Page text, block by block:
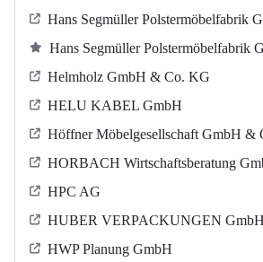
Hans Segmüller Polstermöbelfabrik
Hans Segmüller Polstermöbelfabrik
Helmholz GmbH & Co. KG
HELU KABEL GmbH
Höffner Möbelgesellschaft GmbH &
HORBACH Wirtschaftsberatung
HPC AG
HUBER VERPACKUNGEN
HWP Planung GmbH